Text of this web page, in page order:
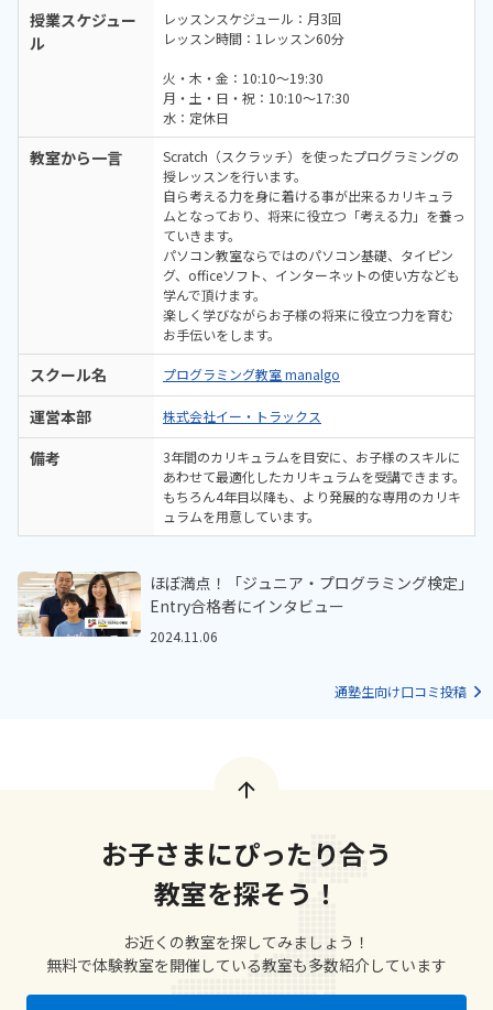
授業スケジュー
ル
レッスンスケジュール：月3回
レッスン時間：1レッスン60分
火・木・金：10:10～19:30
月・土・日・祝：10:10～17:30
水：定休日
教室から一言
Scratch（スクラッチ）を使ったプログラミングの
授レッスンを行います。
自ら考える力を身に着ける事が出来るカリキュラ
ムとなっており、将来に役立つ「考える力」を養っ
ていきます。
パソコン教室ならではのパソコン基礎、タイピン
グ、officeソフト、インターネットの使い方なども
学んで頂けます。
楽しく学びながらお子様の将来に役立つ力を育む
お手伝いをします。
スクール名 プログラミング教室 manalgo
運営本部 株式会社イー・トラックス
備考
3年間のカリキュラムを目安に、お子様のスキルに
あわせて最適化したカリキュラムを受講できます。
もちろん4年目以降も、より発展的な専用のカリキ
ュラムを用意しています。
ほぼ満点！「ジュニア・プログラミング検定」
Entry合格者にインタビュー
2024.11.06
通塾生向け口コミ投稿
お子さまにぴったり合う
教室を探そう！
お近くの教室を探してみましょう！
無料で体験教室を開催している教室も多数紹介しています